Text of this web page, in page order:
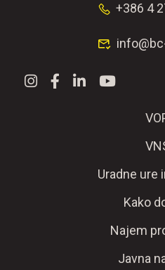
+386 4
Uradne ure
Kako
Najem
Javna